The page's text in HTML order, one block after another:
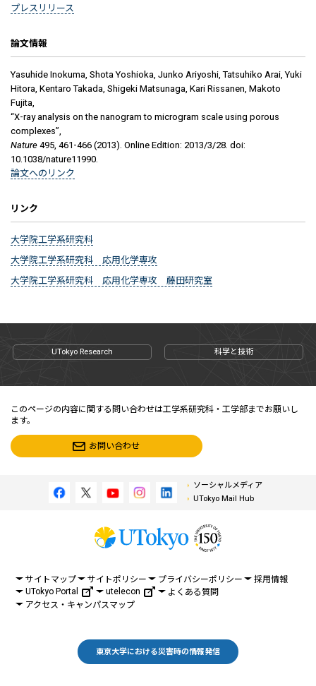
プレスリリース
論文情報
Yasuhide Inokuma, Shota Yoshioka, Junko Ariyoshi, Tatsuhiko Arai, Yuki
Hitora, Kentaro Takada, Shigeki Matsunaga, Kari Rissanen, Makoto
Fujita,
“X-ray analysis on the nanogram to microgram scale using porous
complexes”,
Nature 495, 461-466 (2013). Online Edition: 2013/3/28. doi:
10.1038/nature11990.
論文へのリンク
リンク
大学院工学系研究科
大学院工学系研究科 応用化学専攻
大学院工学系研究科 応用化学専攻 藤田研究室
UTokyo Research 科学と技術
このページの内容に関する問い合わせは工学系研究科・工学部までお願いし
ます。
お問い合わせ
ソーシャルメディア
UTokyo Mail Hub
サイトマップ サイトポリシー プライバシーポリシー
採用情報
UTokyo Portal
utelecon
よくある質問
アクセス・キャンパスマップ
東京大学における災害時の情報発信